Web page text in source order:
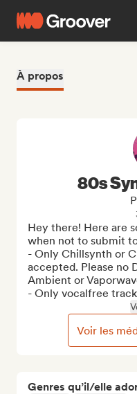
À propos
Genres qu’il/elle
80s
Hey there! Here are
when not to submit
- Only Chillsynth or
accepted. Please no
Ambient or
- Only vocalfree
Voir les